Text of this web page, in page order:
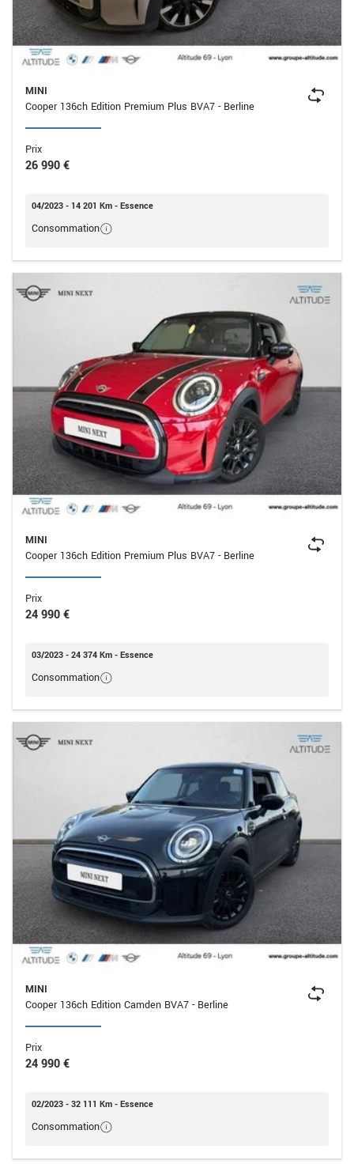
MINI
Cooper 136ch Edition Premium Plus BVA7 - Berline
Prix
26 990 €
04/2023 - 14 201 Km - Essence
Consommation
MINI
Cooper 136ch Edition Premium Plus BVA7 - Berline
Prix
24 990 €
03/2023 - 24 374 Km - Essence
Consommation
MINI
Cooper 136ch Edition Camden BVA7 - Berline
Prix
24 990 €
02/2023 - 32 111 Km - Essence
Consommation